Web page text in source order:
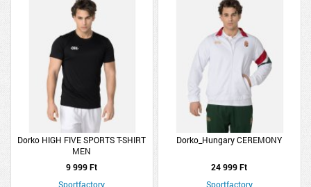
Dorko HIGH FIVE SPORTS T-SHIRT
MEN
9 999 Ft
Sportfactory
Dorko_Hungary CEREMONY
24 999 Ft
Sportfactory